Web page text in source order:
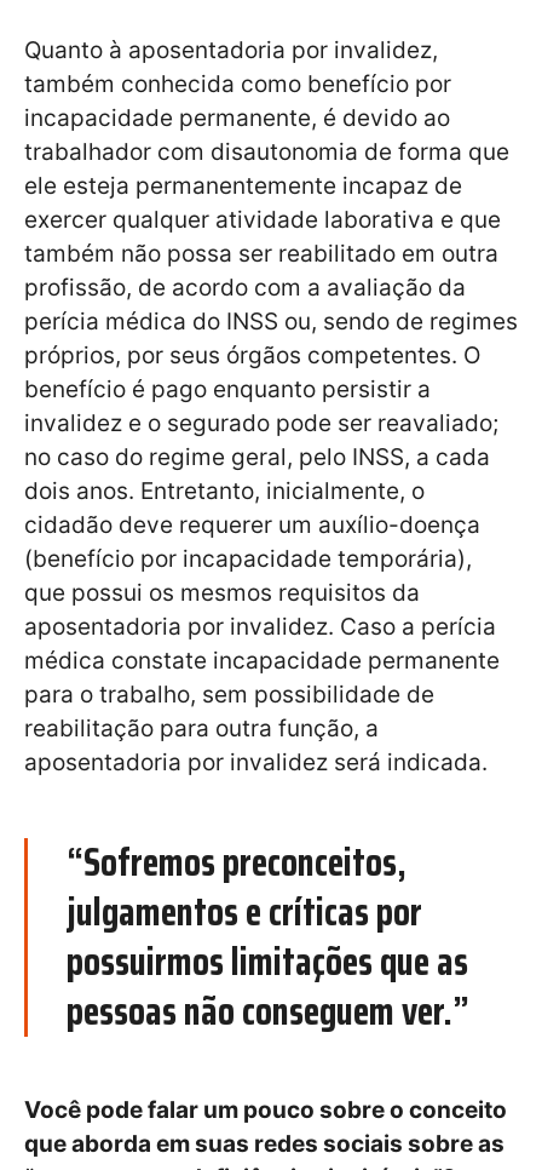
Quanto à aposentadoria por invalidez,
também conhecida como benefício por
incapacidade permanente, é devido ao
trabalhador com disautonomia de forma que
ele esteja permanentemente incapaz de
exercer qualquer atividade laborativa e que
também não possa ser reabilitado em outra
profissão, de acordo com a avaliação da
perícia médica do INSS ou, sendo de regimes
próprios, por seus órgãos competentes. O
benefício é pago enquanto persistir a
invalidez e o segurado pode ser reavaliado;
no caso do regime geral, pelo INSS, a cada
dois anos. Entretanto, inicialmente, o
cidadão deve requerer um auxílio-doença
(benefício por incapacidade temporária),
que possui os mesmos requisitos da
aposentadoria por invalidez. Caso a perícia
médica constate incapacidade permanente
para o trabalho, sem possibilidade de
reabilitação para outra função, a
aposentadoria por invalidez será indicada.
“Sofremos preconceitos,
julgamentos e críticas por
possuirmos limitações que as
pessoas não conseguem ver.”
Você pode falar um pouco sobre o conceito
que aborda em suas redes sociais sobre as